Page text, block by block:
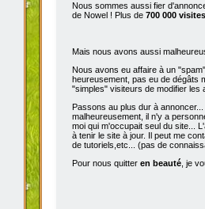
Nous sommes aussi fier
de Nowel ! Plus de 700 000 visites
Mais nous avons aussi
Nous avons eu affaire à un
heureusement, pas eu de dégâts
"simples" visiteurs de modifier
Passons au plus dur à
malheureusement, il n'y a
moi qui m'occupait seul du site...
à tenir le site à jour. Il peut me
de tutoriels,etc... (pas de
Pour nous quitter en beauté, je